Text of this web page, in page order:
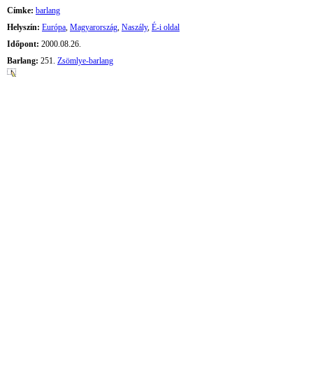
Címke: barlang
Helyszín: Európa, Magyarország, Naszály, É-i oldal
Időpont: 2000.08.26.
Barlang: 251. Zsömlye-barlang